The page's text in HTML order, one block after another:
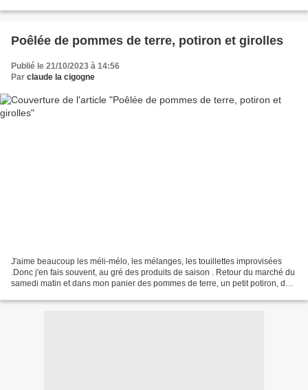
Poêlée de pommes de terre, potiron et girolles
Publié le 21/10/2023 à 14:56
Par claude la cigogne
J'aime beaucoup les méli-mélo, les mélanges, les touillettes improvisées
.Donc j'en fais souvent, au gré des produits de saison . Retour du marché du
samedi matin et dans mon panier des pommes de terre, un petit potiron, des